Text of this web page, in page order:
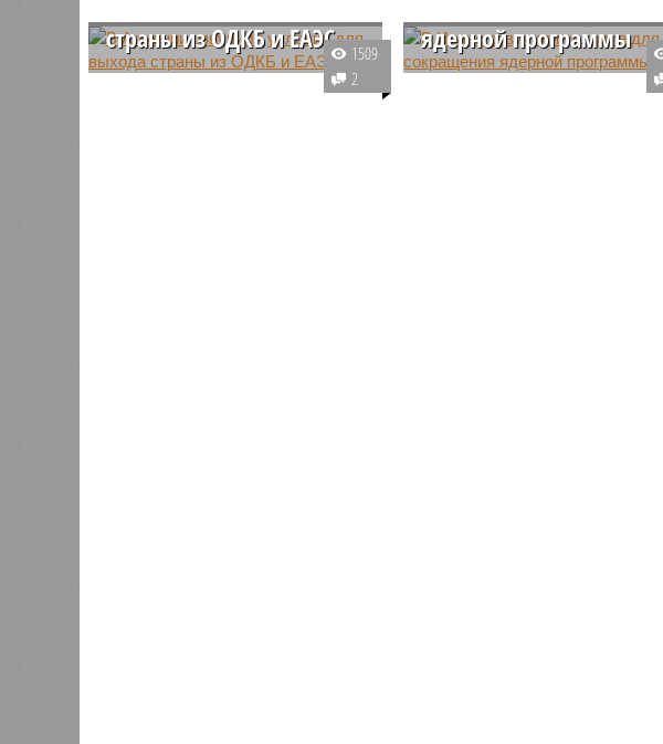
страны из ОДКБ и ЕАЭС
Спикер армянского парламента
1509
2
ядерной программы
Замглавы
ведомства Ирана Маджид